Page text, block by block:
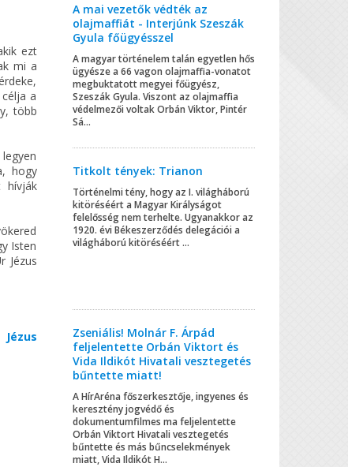
ezt
mi a
a
több
hogy
hívják
Isten
Jézus
A mai vezetők védték az
olajmaffiát - Interjúnk Szeszák
Gyula főügyésszel
A magyar történelem talán egyetlen hős
ügyésze a 66 vagon olajmaffia-vonatot
megbuktatott megyei főügyész,
Szeszák Gyula. Viszont az olajmaffia
védelmezői voltak Orbán Viktor, Pintér
Sá...
Titkolt tények: Trianon
Történelmi tény, hogy az I. világháború
kitöréséért a Magyar Királyságot
felelősség nem terhelte. Ugyanakkor az
1920. évi Békeszerződés delegációi a
világháború kitöréséért ...
Zseniális! Molnár F. Árpád
feljelentette Orbán Viktort és
Vida Ildikót Hivatali vesztegetés
bűntette miatt!
A HírAréna főszerkesztője, ingyenes és
keresztény jogvédő és
dokumentumfilmes ma feljelentette
Orbán Viktort Hivatali vesztegetés
bűntette és más bűncselekmények
miatt, Vida Ildikót H...